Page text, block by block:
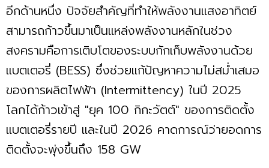
อีกด้านหนึ่ง ปัจจัยสำคัญที่ทำให้พลังงานแสงอาทิตย์
สามารถก้าวขึ้นมาเป็นแหล่งพลังงานหลักในช่วง
สงครามคือการเติบโตของระบบกักเก็บพลังงานด้วย
แบตเตอรี่ (BESS) ซึ่งช่วยแก้ปัญหาความไม่สม่ำเสมอ
ของการผลิตไฟฟ้า (Intermittency) ในปี 2025
โลกได้ก้าวเข้าสู่ "ยุค 100 กิกะวัตต์" ของการติดตั้ง
แบตเตอรี่รายปี และในปี 2026 คาดการณ์ว่ายอดการ
ติดตั้งจะพุ่งขึ้นถึง 158 GW